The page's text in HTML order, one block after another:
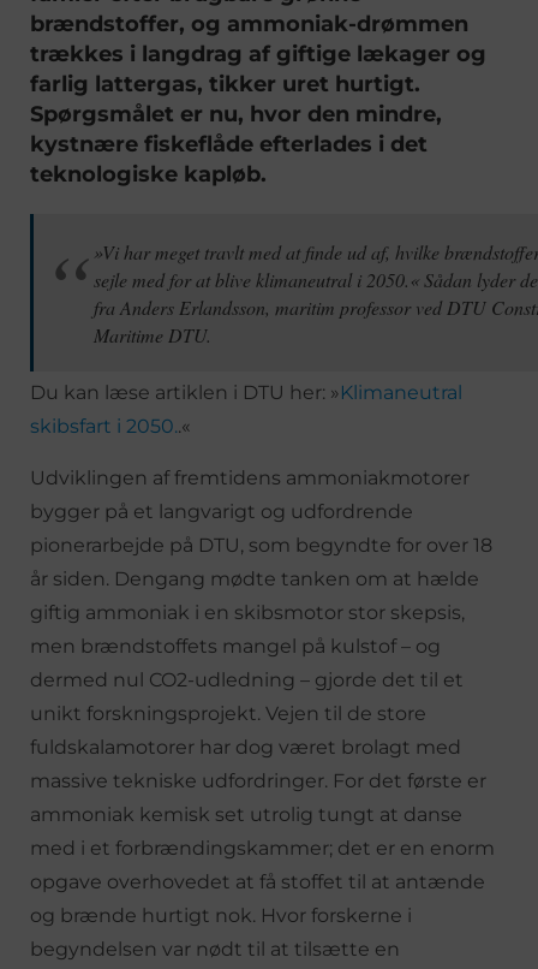
brændstoffer, og ammoniak-drømmen
trækkes i langdrag af giftige lækager og
farlig lattergas, tikker uret hurtigt.
Spørgsmålet er nu, hvor den mindre,
kystnære fiskeflåde efterlades i det
teknologiske kapløb.
»Vi har meget travlt med at finde ud af, hvilke
sejle med for at blive klimaneutral i 2050.« Sådan lyder
fra Anders Erlandsson, maritim professor ved DTU
Maritime DTU.
Du kan læse artiklen i DTU her: »Klimaneutral
skibsfart i 2050..«
Udviklingen af fremtidens ammoniakmotorer
bygger på et langvarigt og udfordrende
pionerarbejde på DTU, som begyndte for over 18
år siden. Dengang mødte tanken om at hælde
giftig ammoniak i en skibsmotor stor skepsis,
men brændstoffets mangel på kulstof – og
dermed nul CO2-udledning – gjorde det til et
unikt forskningsprojekt. Vejen til de store
fuldskalamotorer har dog været brolagt med
massive tekniske udfordringer. For det første er
ammoniak kemisk set utrolig tungt at danse
med i et forbrændingskammer; det er en enorm
opgave overhovedet at få stoffet til at antænde
og brænde hurtigt nok. Hvor forskerne i
begyndelsen var nødt til at tilsætte en